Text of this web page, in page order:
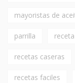
mayoristas de
parrilla receta
recetas caseras
recetas faciles